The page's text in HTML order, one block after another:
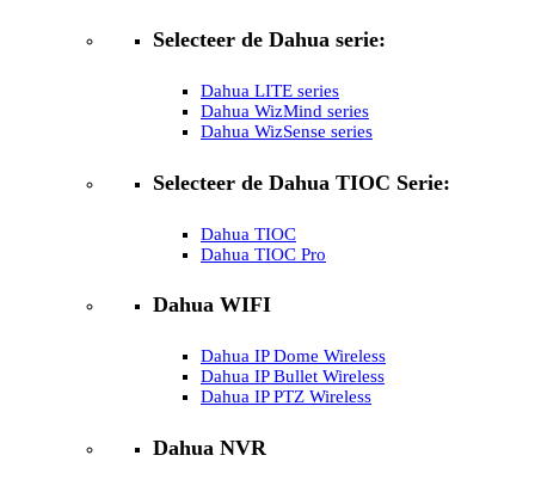
Selecteer de Dahua serie:
Dahua LITE series
Dahua WizMind series
Dahua WizSense series
Selecteer de Dahua TIOC Serie:
Dahua TIOC
Dahua TIOC Pro
Dahua WIFI
Dahua IP Dome Wireless
Dahua IP Bullet Wireless
Dahua IP PTZ Wireless
Dahua NVR